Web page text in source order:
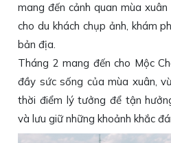
mang đến cảnh quan mùa
cho du khách chụp ảnh, khám
bản địa.
Tháng 2 mang đến cho Mộc
đầy sức sống của mùa xuân,
thời điểm lý tưởng để tận
và lưu giữ những khoảnh khắc